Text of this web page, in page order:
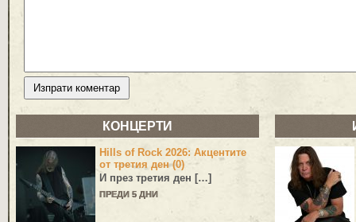
КОНЦЕРТИ
Hills of Rock 2026: Акцентите
от третия ден (0)
И през третия ден […]
ПРЕДИ 5 ДНИ